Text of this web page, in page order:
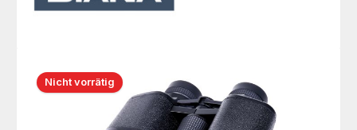
Bildergalerie überspringen
Nicht vorrätig